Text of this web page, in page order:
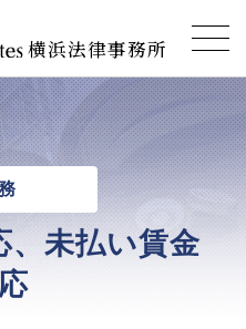
横浜法律事務所
、未払い賃金